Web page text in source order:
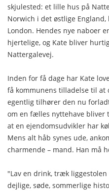
skjulested: et lille hus på
Norwich i det østlige
London. Hendes nye naboer
hjertelige, og Kate bliver
Nattergalevej.
Inden for få dage har Kate
få kommunens tilladelse til at
egentlig tilhører den nu
om en fælles nyttehave bliver
at en ejendomsudvikler har
Mens alt håb synes ude,
charmende – mand. Han må
"Lav en drink, træk
dejlige, søde, sommerlige